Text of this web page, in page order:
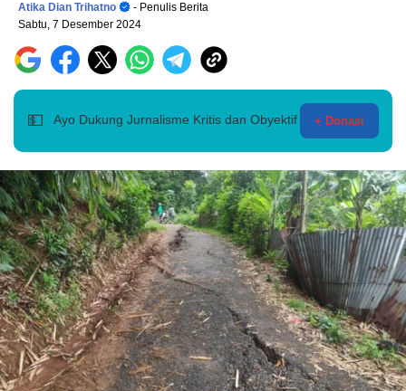
Atika Dian Trihatno
- Penulis Berita
Sabtu, 7 Desember 2024
💵 Ayo Dukung Jurnalisme Kritis dan Obyektif + Donasi